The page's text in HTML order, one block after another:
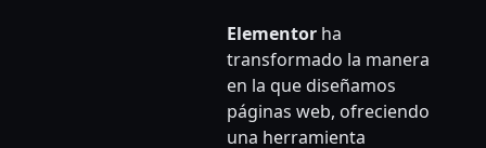
Elementorha
transformado la manera
en la que diseñamos
páginas web, ofreciendo
una herramienta